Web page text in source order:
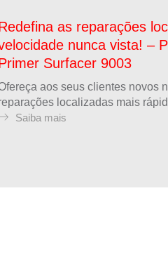
as reparações
nunca vista! –
Surfacer 9003
aos seus clientes novos
localizadas mais
Saiba mais